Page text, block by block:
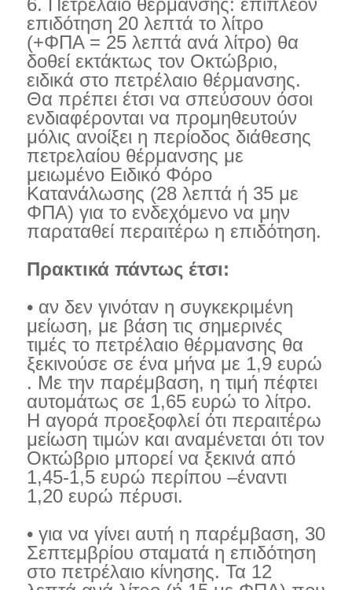
6. Πετρέλαιο θέρμανσης: επιπλέον
επιδότηση 20 λεπτά το λίτρο
(+ΦΠΑ = 25 λεπτά ανά λίτρο) θα
δοθεί εκτάκτως τον Οκτώβριο,
ειδικά στο πετρέλαιο θέρμανσης.
Θα πρέπει έτσι να σπεύσουν όσοι
ενδιαφέρονται να προμηθευτούν
μόλις ανοίξει η περίοδος διάθεσης
πετρελαίου θέρμανσης με
μειωμένο Ειδικό Φόρο
Κατανάλωσης (28 λεπτά ή 35 με
ΦΠΑ) για το ενδεχόμενο να μην
παραταθεί περαιτέρω η επιδότηση.
Πρακτικά πάντως έτσι:
• αν δεν γινόταν η συγκεκριμένη
μείωση, με βάση τις σημερινές
τιμές το πετρέλαιο θέρμανσης θα
ξεκινούσε σε ένα μήνα με 1,9 ευρώ
. Με την παρέμβαση, η τιμή πέφτει
αυτομάτως σε 1,65 ευρώ το λίτρο.
Η αγορά προεξοφλεί ότι περαιτέρω
μείωση τιμών και αναμένεται ότι τον
Οκτώβριο μπορεί να ξεκινά από
1,45-1,5 ευρώ περίπου –έναντι
1,20 ευρώ πέρυσι.
• για να γίνει αυτή η παρέμβαση, 30
Σεπτεμβρίου σταματά η επιδότηση
στο πετρέλαιο κίνησης. Τα 12